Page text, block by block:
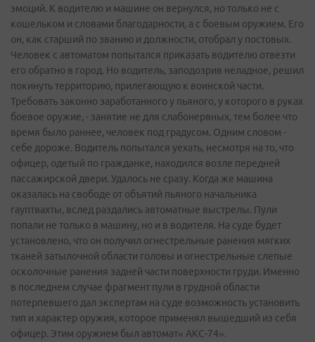
эмоций. К водителю и машине он вернулся, но только не с
кошельком и словами благодарности, а с боевым оружием. Его
он, как старший по званию и должности, отобрал у постовых.
Человек с автоматом попытался приказать водителю отвезти
его обратно в город. Но водитель, заподозрив неладное, решил
покинуть территорию, прилегающую к воинской части.
Требовать законно заработанного у пьяного, у которого в руках
боевое оружие, - занятие не для слабонервных, тем более что
время было раннее, человек под градусом. Одним словом -
себе дороже. Водитель попытался уехать, несмотря на то, что
офицер, одетый по гражданке, находился возле передней
пассажирской двери. Удалось не сразу. Когда же машина
оказалась на свободе от объятий пьяного начальника
гауптвахты, вслед раздались автоматные выстрелы. Пули
попали не только в машину, но и в водителя. На суде будет
установлено, что он получил огнестрельные ранения мягких
тканей затылочной области головы и огнестрельные слепые
осколочные ранения задней части поверхности груди. Именно
в последнем случае фрагмент пули в грудной области
потерпевшего дал экспертам на суде возможность установить
тип и характер оружия, которое применял вышедший из себя
офицер. Этим оружием был автомат« АКС-74».